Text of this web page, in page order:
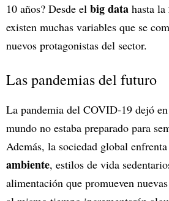
10 años? Desde el big data hasta la
existen muchas variables que se
nuevos protagonistas del sector.
Las pandemias del futuro
La pandemia del COVID-19 dejó
mundo no estaba preparado para
Además, la sociedad global
ambiente, estilos de vida
alimentación que promueven